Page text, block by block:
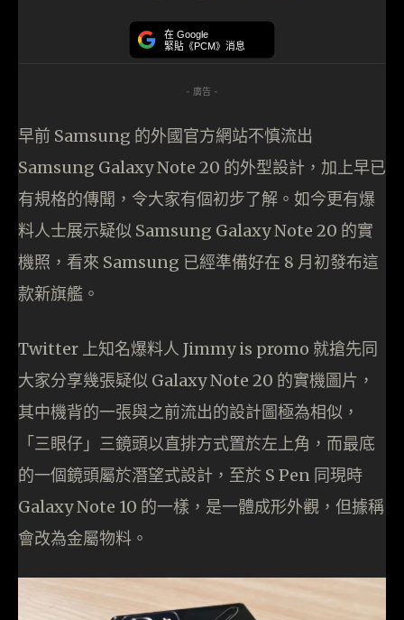
在 Google
緊貼《PCM》消息
- 廣告 -
早前 Samsung 的外國官方網站不慎流出
Samsung Galaxy Note 20 的外型設計，加上早已
有規格的傳聞，令大家有個初步了解。如今更有爆
料人士展示疑似 Samsung Galaxy Note 20 的實
機照，看來 Samsung 已經準備好在 8 月初發布這
款新旗艦。
Twitter 上知名爆料人 Jimmy is promo 就搶先同
大家分享幾張疑似 Galaxy Note 20 的實機圖片，
其中機背的一張與之前流出的設計圖極為相似，
「三眼仔」三鏡頭以直排方式置於左上角，而最底
的一個鏡頭屬於潛望式設計，至於 S Pen 同現時
Galaxy Note 10 的一樣，是一體成形外觀，但據稱
會改為金屬物料。